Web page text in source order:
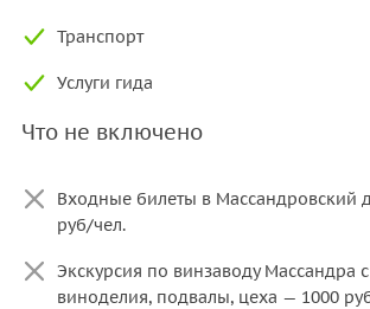
Транспорт
Услуги гида
Что не включено
Входные билеты в Массандровский
руб/чел.
Экскурсия по винзаводу Массандра
виноделия, подвалы, цеха — 1000